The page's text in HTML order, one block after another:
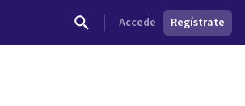
Accede Regístrate